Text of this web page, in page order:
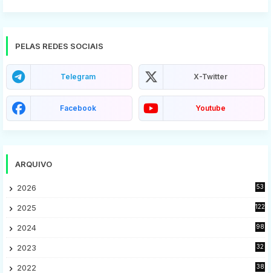
PELAS REDES SOCIAIS
Telegram X-Twitter
Facebook Youtube
ARQUIVO
2026 53
2025 122
2024 98
2023
32
2022
38